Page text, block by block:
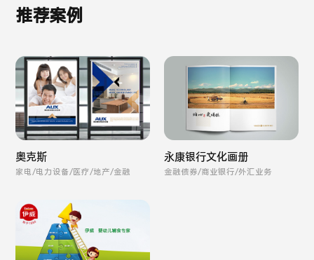
推荐案例
奥克斯
家电/电力设备/医疗/地产/金融
永康银行文化画册
金融债券/商业银行/外汇业务